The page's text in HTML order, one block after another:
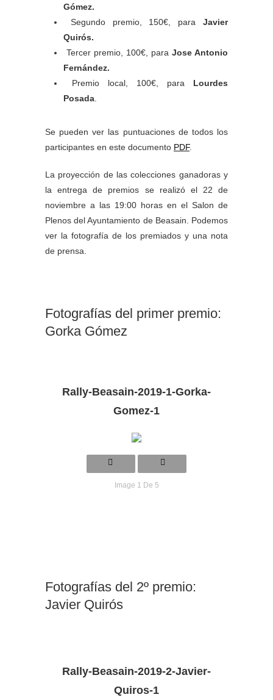
Gómez.
Segundo premio, 150€, para Javier
Quirós.
Tercer premio, 100€, para Jose Antonio
Fernández.
Premio local, 100€, para Lourdes
Posada
Se pueden ver las puntuaciones de todos los
participantes en este documento PDF.
La proyección de las colecciones ganadoras y
la entrega de premios se realizó el 22 de
noviembre a las 19:00 horas en el Salon de
Plenos del Ayuntamiento de Beasain. Podemos
ver la fotografía de los premiados y una nota
de prensa.
Fotografías del primer premio:
Gorka Gómez
Rally-Beasain-2019-1-Gorka-
Gomez-1
Image 1 De 5
Fotografías del 2º premio:
Javier Quirós
Rally-Beasain-2019-2-Javier-
Quiros-1